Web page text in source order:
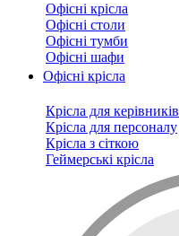
Офісні крісла
Офісні столи
Офісні тумби
Офісні шафи
Офісні крісла
Крісла для керівників
Крісла для персоналу
Крісла з сіткою
Геймерські крісла